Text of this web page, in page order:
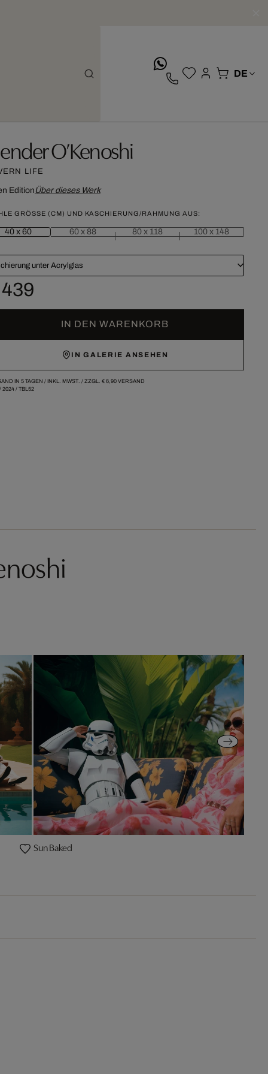
O’Kenoshi
LIFE
Edition Über dieses Werk
GRÖSSE (CM) UND KASCHIERUNG/RAHMUNG AUS:
40 x 60 60 x 88 80 x 118 100 x 148
unter Acrylglas
IN DEN WARENKORB
IN GALERIE ANSEHEN
IN 5 TAGEN / INKL. MWST. / ZZGL. € 6,90VERSAND
2024/ TBL52
Sun Baked